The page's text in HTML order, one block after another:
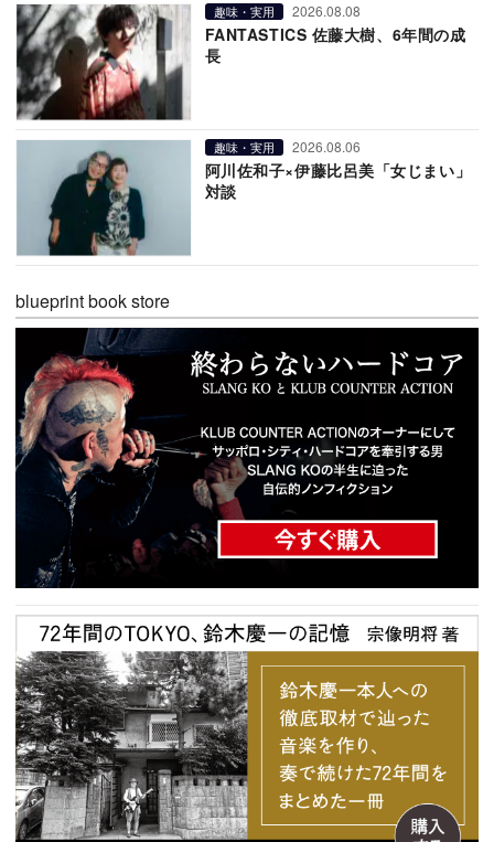
趣味・実用 2026.08.08
FANTASTICS 佐藤大樹、6年間の成
長
趣味・実用 2026.08.06
阿川佐和子×伊藤比呂美「女じまい」
対談
blueprint book store